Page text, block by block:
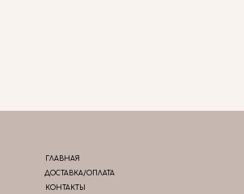
ГЛАВНАЯ
ДОСТАВКА/ОПЛАТА
КОНТАКТЫ